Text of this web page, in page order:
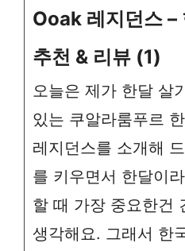
Ooak 레지던스 –
추천 & 리뷰 (1)
오늘은 제가 한달 살
있는 쿠알라룸푸르
레지던스를 소개해
를 키우면서 한달이
할 때 가장 중요한건
생각해요. 그래서 한